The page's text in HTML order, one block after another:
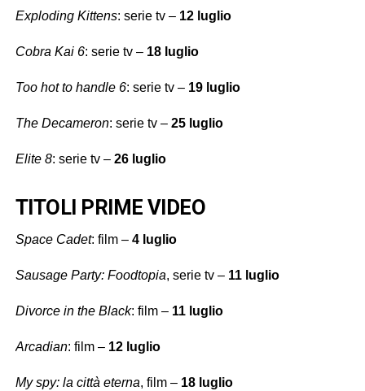
Exploding Kittens: serie tv – 12 luglio
Cobra Kai 6: serie tv – 18 luglio
Too hot to handle 6: serie tv – 19 luglio
The Decameron: serie tv – 25 luglio
Elite 8: serie tv – 26 luglio
TITOLI PRIME VIDEO
Space Cadet: film – 4 luglio
Sausage Party: Foodtopia, serie tv – 11 luglio
Divorce in the Black: film – 11 luglio
Arcadian: film – 12 luglio
My spy: la città eterna, film – 18 luglio